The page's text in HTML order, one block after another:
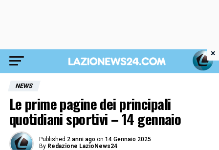
NEWS
Le prime pagine dei principali
quotidiani sportivi – 14 gennaio
Published 2 anni ago on 14 Gennaio 2025
By Redazione LazioNews24
×